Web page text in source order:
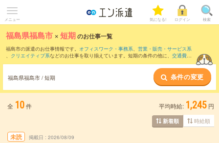
メニュー 気になる! ログイン 検索
福島県福島市 ×短期のお仕事一覧
福島市の派遣のお仕事情報です。 オフィスワーク・事務系、 営業・販売・サービス系
、 クリエイティブ系などのお仕事を取り揃えています。短期の条件の他に、 交通費別
福島県福島市 / 短期 条件の変更
全 10件 平均時給: 1,245 円
新着順 時給順
未読 掲載日 2026/08/09